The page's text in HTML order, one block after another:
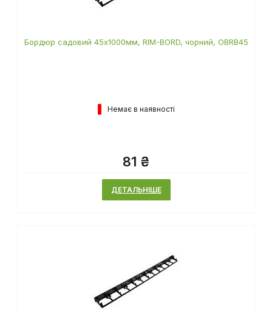
Бордюр садовий 45х1000мм, RIM-BORD, чорний, OBRB45
Немає в наявності
81 ₴
ДЕТАЛЬНІШЕ